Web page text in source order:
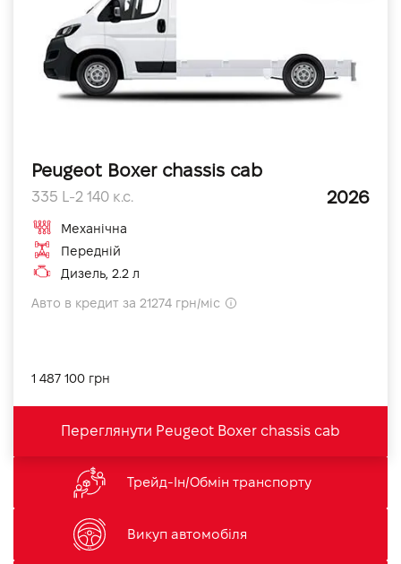
Peugeot Boxer chassis cab
335 L-2 140 к.с. 2026
Механічна
Передній
Дизель, 2.2 л
Авто в кредит за 21274 грн/міс
1 487 100 грн
Переглянути Peugeot Boxer chassis cab
Трейд-Ін/Обмін транспорту
Викуп автомобіля